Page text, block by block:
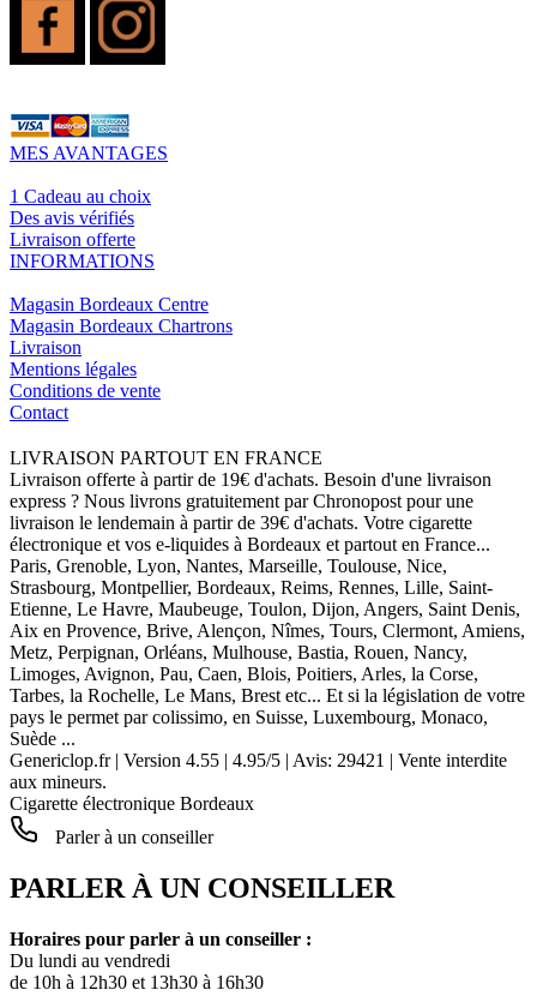
MES AVANTAGES
1 Cadeau au choix
Des avis vérifiés
Livraison offerte
INFORMATIONS
Magasin Bordeaux Centre
Magasin Bordeaux Chartrons
Livraison
Mentions légales
Conditions de vente
Contact
LIVRAISON PARTOUT EN FRANCE
Livraison offerte à partir de 19€ d'achats. Besoin d'une livraison
express ? Nous livrons gratuitement par Chronopost pour une
livraison le lendemain à partir de 39€ d'achats. Votre cigarette
électronique et vos e-liquides à Bordeaux et partout en France...
Paris, Grenoble, Lyon, Nantes, Marseille, Toulouse, Nice,
Strasbourg, Montpellier, Bordeaux, Reims, Rennes, Lille, Saint-
Etienne, Le Havre, Maubeuge, Toulon, Dijon, Angers, Saint Denis,
Aix en Provence, Brive, Alençon, Nîmes, Tours, Clermont, Amiens,
Metz, Perpignan, Orléans, Mulhouse, Bastia, Rouen, Nancy,
Limoges, Avignon, Pau, Caen, Blois, Poitiers, Arles, la Corse,
Tarbes, la Rochelle, Le Mans, Brest etc... Et si la législation de votre
pays le permet par colissimo, en Suisse, Luxembourg, Monaco,
Suède ...
Genericlop.fr| Version 4.55 | 4.95/5 | Avis: 29421 | Vente interdite
aux mineurs.
Cigarette électronique Bordeaux
Parler à un conseiller
PARLER À UN CONSEILLER
Horaires pour parler à un conseiller :
Du lundi au vendredi
de 10h à 12h30 et 13h30 à 16h30